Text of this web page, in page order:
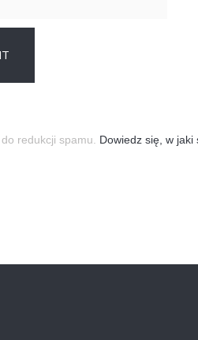
redukcji spamu. Dowiedz się, w jaki